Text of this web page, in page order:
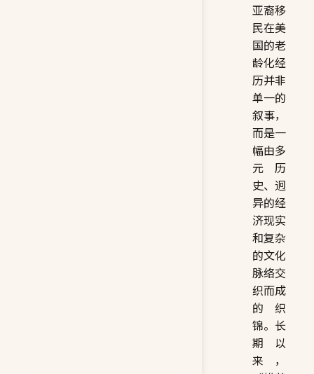
亚裔移
民在美
国的老
龄化经
历并非
单一的
叙事，
而是一
幅由多
元历
史、迥
异的经
济现实
和复杂
的文化
脉络交
织而成
的织
锦。长
期以
来，